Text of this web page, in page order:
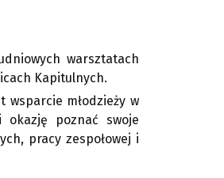
warsztatach
Kapitulnych.
wsparcie młodzieży w
okazję poznać swoje
pracy zespołowej i